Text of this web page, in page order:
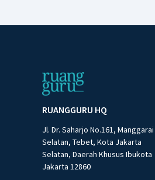
RUANGGURU HQ
Jl. Dr. Saharjo No.161, Manggarai
Selatan, Tebet, Kota Jakarta
Selatan, Daerah Khusus Ibukota
Jakarta 12860